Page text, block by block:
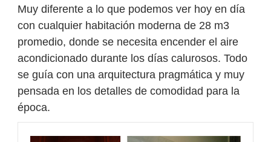
Muy diferente a lo que podemos ver hoy en día
con cualquier habitación moderna de 28 m3
promedio, donde se necesita encender el aire
acondicionado durante los días calurosos. Todo
se guía con una arquitectura pragmática y muy
pensada en los detalles de comodidad para la
época.